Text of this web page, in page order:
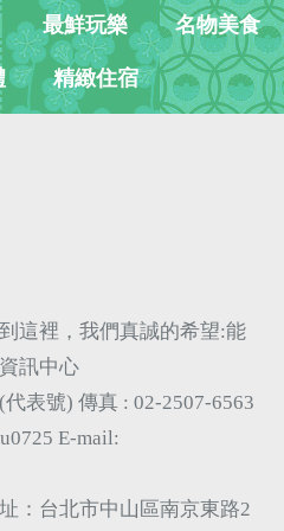
最鮮玩樂 名物美食
精緻住宿
這裡，我們真誠的希望:能
訊中心
代表號) 傳真 : 02-2507-6563
E-mail:
：台北市中山區南京東路2